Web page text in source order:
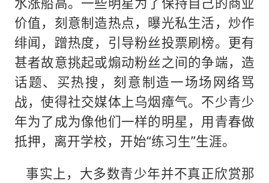
价值，刻意制造热点，曝光私生活，炒作
绯闻，蹭热度，引导粉丝投票刷榜。更有
甚者故意挑起或煽动粉丝之间的争端，造
话题、买热搜，刻意制造一场场网络骂
战，使得社交媒体上乌烟瘴气。不少青少
年为了成为像他们一样的明星，用青春做
抵押，离开学校，开始“练习生”生涯。
事实上，大多数青少年并不真正欣赏那